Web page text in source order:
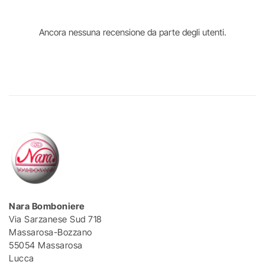
Ancora nessuna recensione da parte degli utenti.
Nara Bomboniere
Via Sarzanese Sud 718
Massarosa-Bozzano
55054 Massarosa
Lucca